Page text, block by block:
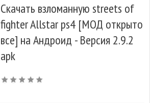
Скачать взломанную streets of
fighter Allstar ps4 [МОД открыто
все] на Андроид - Версия 2.9.2
apk